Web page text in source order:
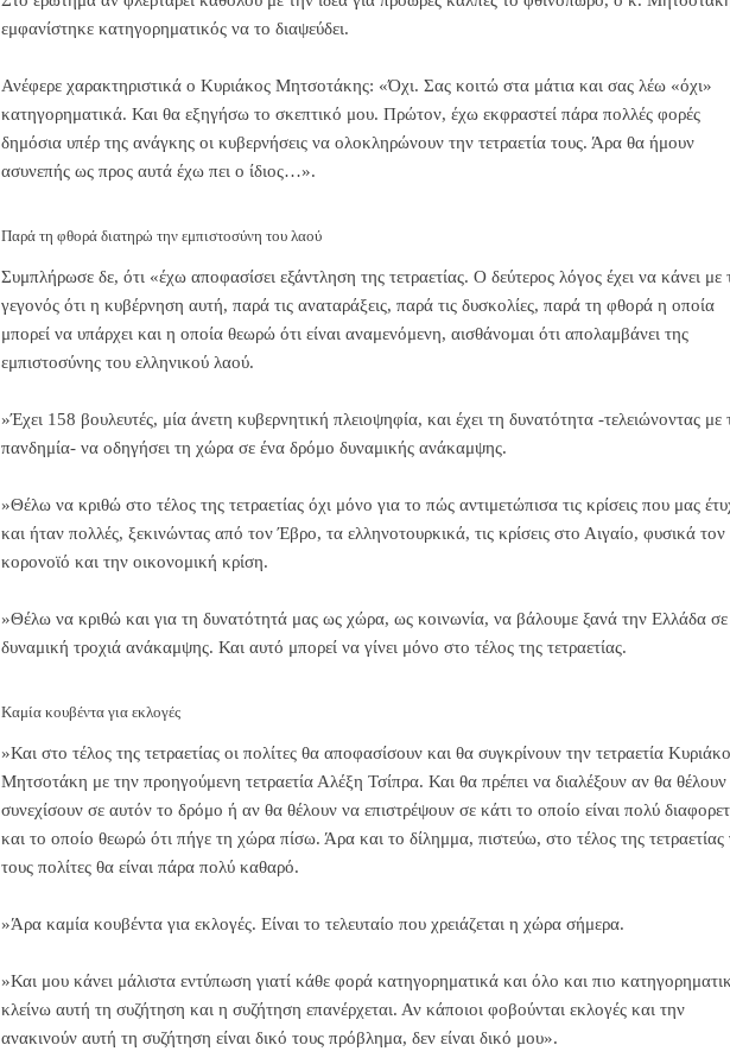
εμφανίστηκε κατηγορηματικός να το διαψεύδει.
Ανέφερε χαρακτηριστικά ο Κυριάκος Μητσοτάκης: «Όχι. Σας κοιτώ στα μάτια και σας λέω «όχι»
κατηγορηματικά. Και θα εξηγήσω το σκεπτικό μου. Πρώτον, έχω εκφραστεί πάρα πολλές φορές
δημόσια υπέρ της ανάγκης οι κυβερνήσεις να ολοκληρώνουν την τετραετία τους. Άρα θα ήμουν
ασυνεπής ως προς αυτά έχω πει ο ίδιος…».
Παρά τη φθορά διατηρώ την εμπιστοσύνη του λαού
Συμπλήρωσε δε, ότι «έχω αποφασίσει εξάντληση της τετραετίας. Ο δεύτερος λόγος έχει να κάνει με
γεγονός ότι η κυβέρνηση αυτή, παρά τις αναταράξεις, παρά τις δυσκολίες, παρά τη φθορά η οποία
μπορεί να υπάρχει και η οποία θεωρώ ότι είναι αναμενόμενη, αισθάνομαι ότι απολαμβάνει της
εμπιστοσύνης του ελληνικού λαού.
»Έχει 158 βουλευτές, μία άνετη κυβερνητική πλειοψηφία, και έχει τη δυνατότητα -τελειώνοντας με
πανδημία- να οδηγήσει τη χώρα σε ένα δρόμο δυναμικής ανάκαμψης.
»Θέλω να κριθώ στο τέλος της τετραετίας όχι μόνο για το πώς αντιμετώπισα τις κρίσεις που μας
και ήταν πολλές, ξεκινώντας από τον Έβρο, τα ελληνοτουρκικά, τις κρίσεις στο Αιγαίο, φυσικά τον
κορονοϊό και την οικονομική κρίση.
»Θέλω να κριθώ και για τη δυνατότητά μας ως χώρα, ως κοινωνία, να βάλουμε ξανά την Ελλάδα σε
δυναμική τροχιά ανάκαμψης. Και αυτό μπορεί να γίνει μόνο στο τέλος της τετραετίας.
Καμία κουβέντα για εκλογές
»Και στο τέλος της τετραετίας οι πολίτες θα αποφασίσουν και θα συγκρίνουν την τετραετία
Μητσοτάκη με την προηγούμενη τετραετία Αλέξη Τσίπρα. Και θα πρέπει να διαλέξουν αν θα
συνεχίσουν σε αυτόν το δρόμο ή αν θα θέλουν να επιστρέψουν σε κάτι το οποίο είναι πολύ
και το οποίο θεωρώ ότι πήγε τη χώρα πίσω. Άρα και το δίλημμα, πιστεύω, στο τέλος της τετραετίας
τους πολίτες θα είναι πάρα πολύ καθαρό.
»Άρα καμία κουβέντα για εκλογές. Είναι το τελευταίο που χρειάζεται η χώρα σήμερα.
»Και μου κάνει μάλιστα εντύπωση γιατί κάθε φορά κατηγορηματικά και όλο και πιο
κλείνω αυτή τη συζήτηση και η συζήτηση επανέρχεται. Αν κάποιοι φοβούνται εκλογές και την
ανακινούν αυτή τη συζήτηση είναι δικό τους πρόβλημα, δεν είναι δικό μου».